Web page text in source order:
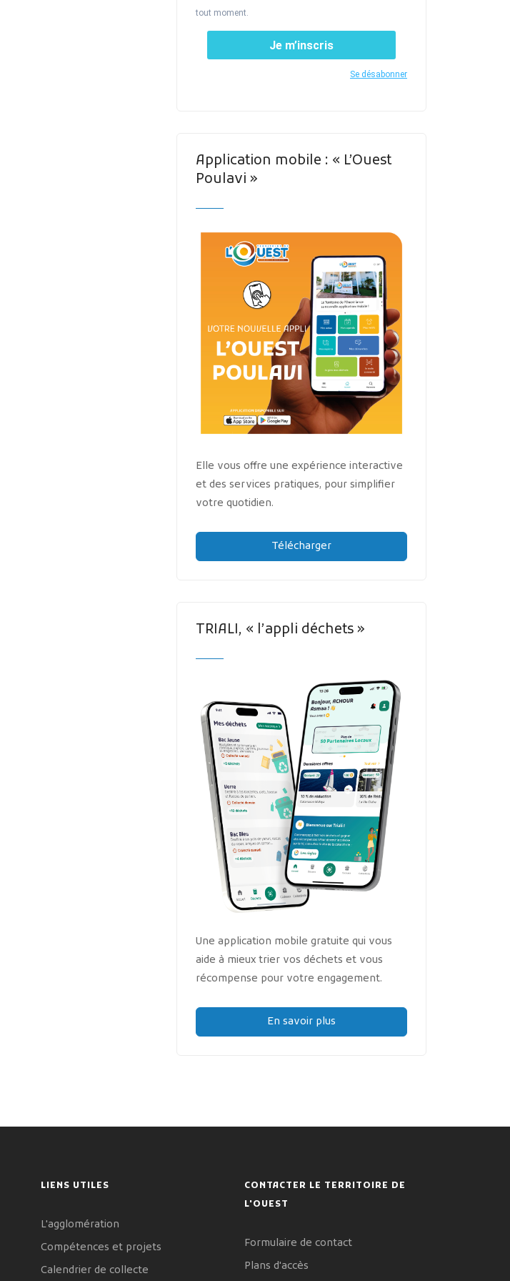
tout moment.
Je m’inscris
Se désabonner
Application mobile : « L’Ouest
Poulavi »
Elle vous offre une expérience interactive
et des services pratiques, pour simplifier
votre quotidien.
Télécharger
TRIALI, « l’appli déchets »
Une application mobile gratuite qui vous
aide à mieux trier vos déchets et vous
récompense pour votre engagement.
En savoir plus
LIENS UTILES
L'agglomération
Compétences et projets
Calendrier de collecte
CONTACTER LE TERRITOIRE DE
L'OUEST
Formulaire de contact
Plans d'accès